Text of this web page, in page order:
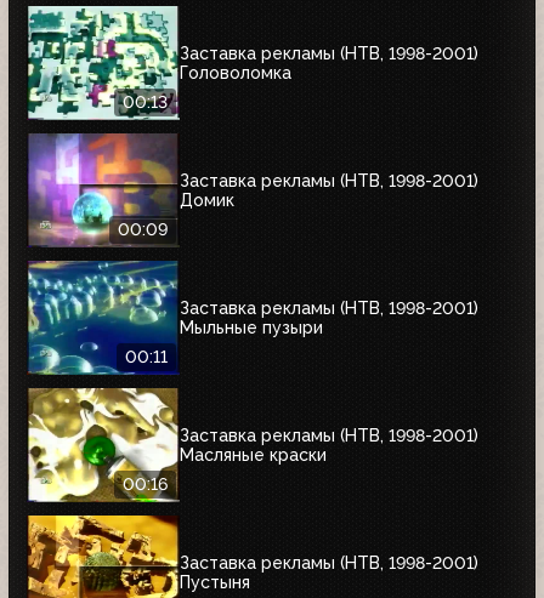
00:13
Заставка рекламы (НТВ, 1998-2001)
Головоломка
00:09
Заставка рекламы (НТВ, 1998-2001)
Домик
00:11
Заставка рекламы (НТВ, 1998-2001)
Мыльные пузыри
00:16
Заставка рекламы (НТВ, 1998-2001)
Масляные краски
Заставка рекламы (НТВ, 1998-2001)
Пустыня